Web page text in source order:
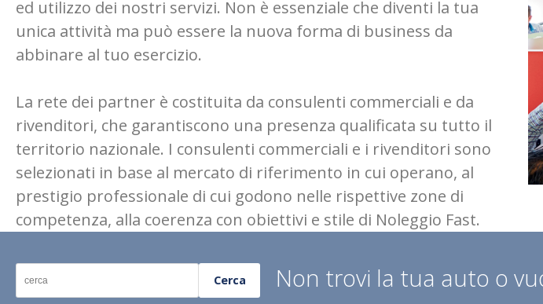
ed utilizzo dei nostri servizi. Non è essenziale che diventi la tua
unica attività ma può essere la nuova forma di business da
abbinare al tuo esercizio.
La rete dei partner è costituita da consulenti commerciali e da
rivenditori, che garantiscono una presenza qualificata su tutto il
territorio nazionale. I consulenti commerciali e i rivenditori sono
selezionati in base al mercato di riferimento in cui operano, al
prestigio professionale di cui godono nelle rispettive zone di
competenza, alla coerenza con obiettivi e stile di Noleggio Fast.
Cerca Non trovi la tua auto o